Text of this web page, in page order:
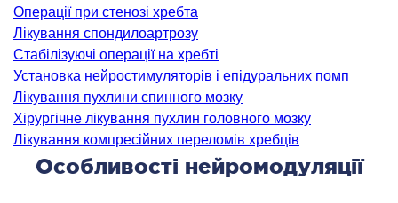
допомога
ЗАХВОРЮВАННЯ
Операції при стенозі хребта
Лікування спондилоартрозу
Стабілізуючі операції на хребті
Установка нейростимуляторів і епідуральних помп
Лікування пухлини спинного мозку
Хірургічне лікування пухлин головного мозку
Лікування компресійних переломів хребців
Особливості нейромодуляції